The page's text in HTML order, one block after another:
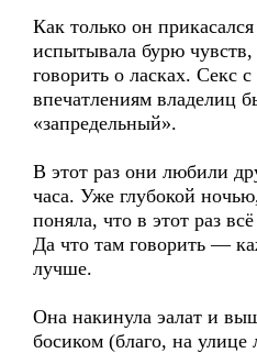
Как только он
испытывала бурю чувств,
говорить о ласках. Секс
впечатлениям владелиц
«запредельный».
В этот раз они любили
часа. Уже глубокой
поняла, что в этот раз
Да что там говорить —
лучше.
Она накинула эалат и
босиком (благо, на